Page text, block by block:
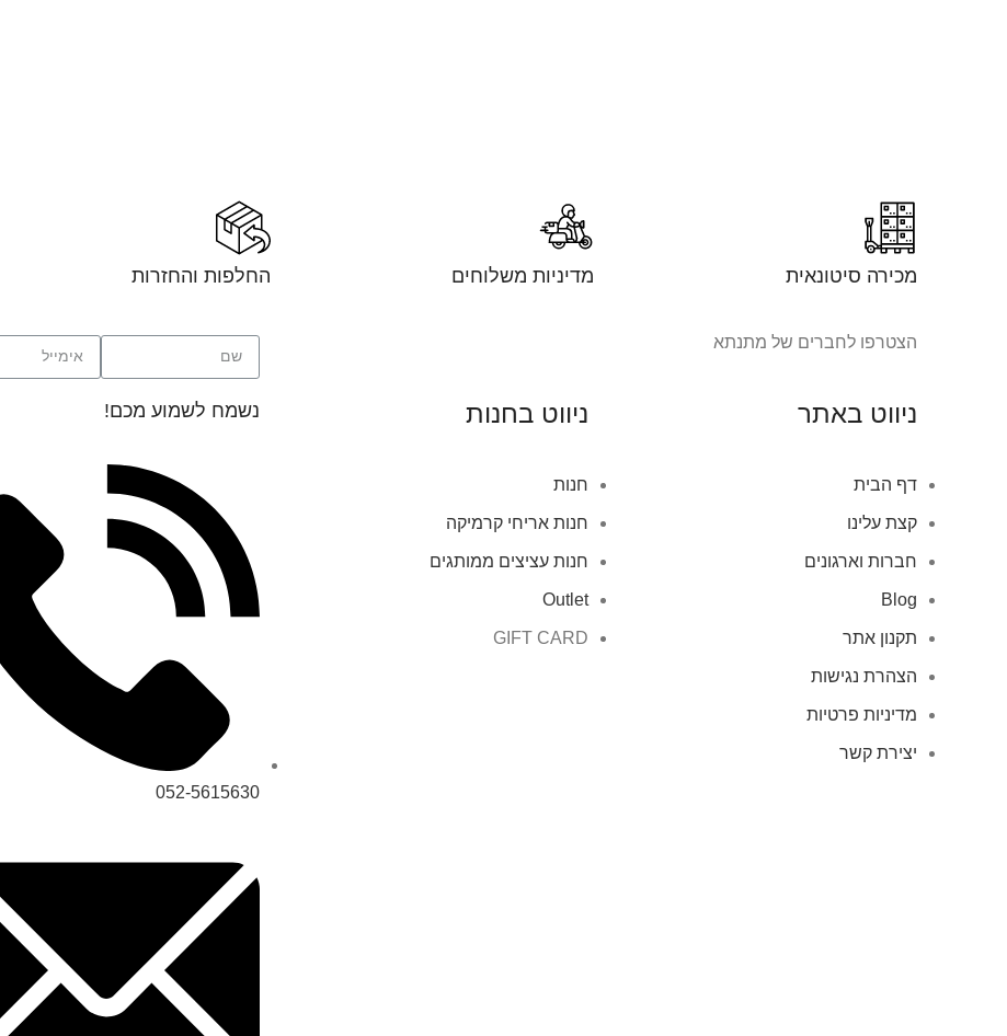
מכירה סיטונאית מדיניות משלוחים החלפות והחזרות
הצטרפו לחברים של מתנתא
ניווט באתר
דף הבית
קצת עלינו
חברות וארגונים
Blog
תקנון אתר
הצהרת נגישות
מדיניות פרטיות
יצירת קשר
ניווט בחנות
חנות
חנות אריחי קרמיקה
חנות עציצים ממותגים
Outlet
GIFT CARD
נשמח לשמוע מכם!
052-5615630